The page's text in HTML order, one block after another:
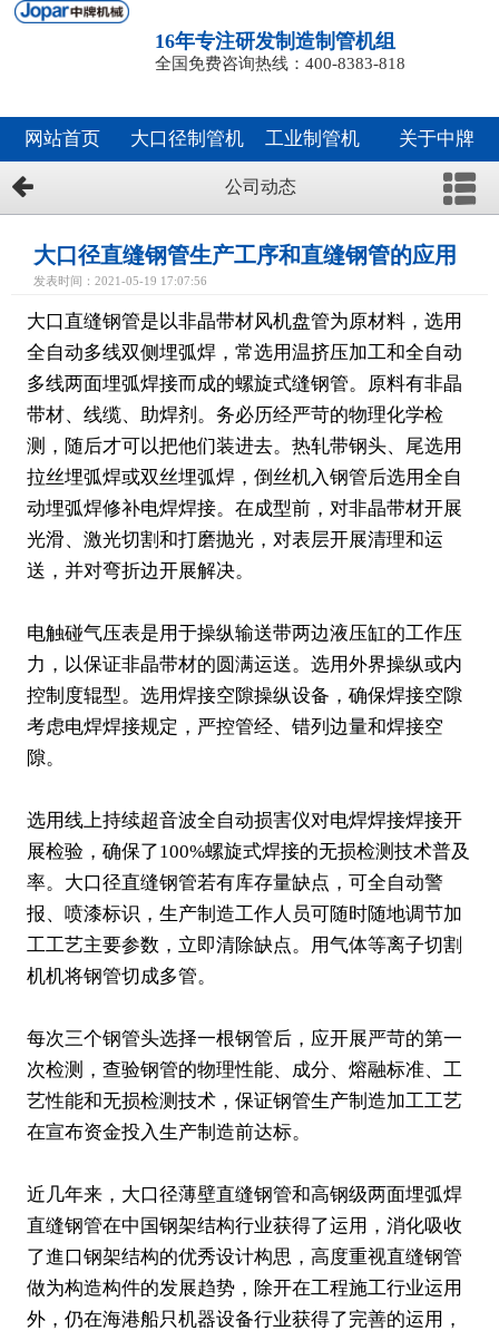
16年专注研发制造制管机组
全国免费咨询热线：400-8383-818
网站首页 大口径制管机 工业制管机 关于中牌
公司动态
大口径直缝钢管生产工序和直缝钢管的应用
发表时间：2021-05-19 17:07:56
大口直缝钢管是以非晶带材风机盘管为原材料，选用
全自动多线双侧埋弧焊，常选用温挤压加工和全自动
多线两面埋弧焊接而成的螺旋式缝钢管。原料有非晶
带材、线缆、助焊剂。务必历经严苛的物理化学检
测，随后才可以把他们装进去。热轧带钢头、尾选用
拉丝埋弧焊或双丝埋弧焊，倒丝机入钢管后选用全自
动埋弧焊修补电焊焊接。在成型前，对非晶带材开展
光滑、激光切割和打磨抛光，对表层开展清理和运
送，并对弯折边开展解决。
电触碰气压表是用于操纵输送带两边液压缸的工作压
力，以保证非晶带材的圆满运送。选用外界操纵或内
控制度辊型。选用焊接空隙操纵设备，确保焊接空隙
考虑电焊焊接规定，严控管经、错列边量和焊接空
隙。
选用线上持续超音波全自动损害仪对电焊焊接焊接开
展检验，确保了100%螺旋式焊接的无损检测技术普及
率。大口径直缝钢管若有库存量缺点，可全自动警
报、喷漆标识，生产制造工作人员可随时随地调节加
工工艺主要参数，立即清除缺点。用气体等离子切割
机机将钢管切成多管。
每次三个钢管头选择一根钢管后，应开展严苛的第一
次检测，查验钢管的物理性能、成分、熔融标准、工
艺性能和无损检测技术，保证钢管生产制造加工工艺
在宣布资金投入生产制造前达标。
近几年来，大口径薄壁直缝钢管和高钢级两面埋弧焊
直缝钢管在中国钢架结构行业获得了运用，消化吸收
了進口钢架结构的优秀设计构思，高度重视直缝钢管
做为构造构件的发展趋势，除开在工程施工行业运用
外，仍在海港船只机器设备行业获得了完善的运用，